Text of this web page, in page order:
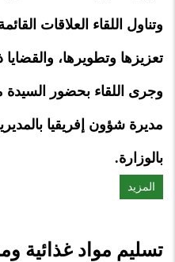
وتناول اللقاء العلاقات
تعزيزها وتطويرها،
وجرى اللقاء بحضور السيدة
مديرة شؤون إفريقيا
بالوزارة.
المزيد
تسليم مواد غذائية